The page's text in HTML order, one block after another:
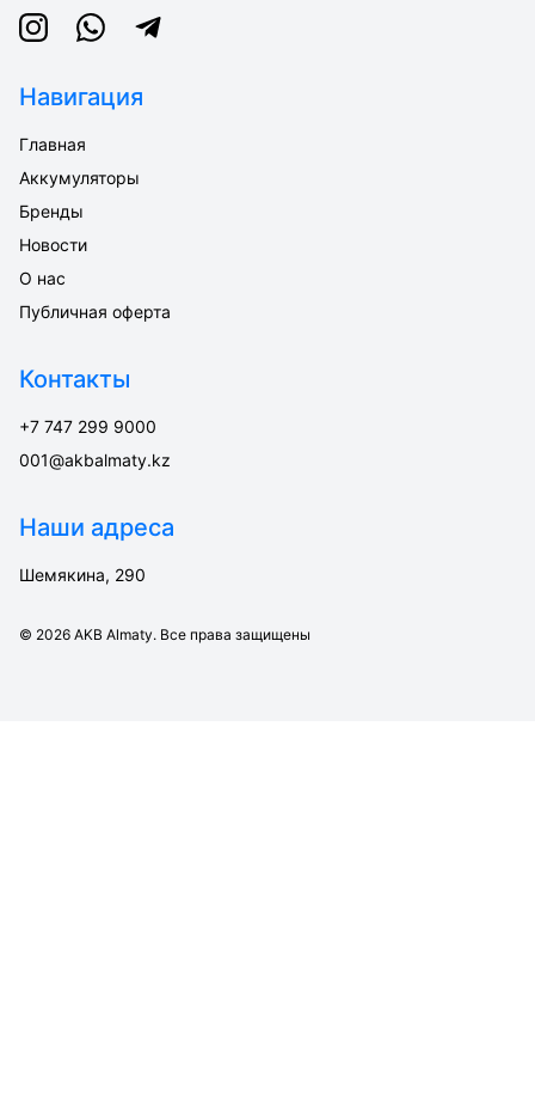
InstagramWhatsappTelegram
Навигация
Главная
Аккумуляторы
Бренды
Новости
О нас
Публичная оферта
Контакты
+7 747 299 9000
001@akbalmaty.kz
Наши адреса
Шемякина, 290
© 2026 AKB Almaty. Все права защищены